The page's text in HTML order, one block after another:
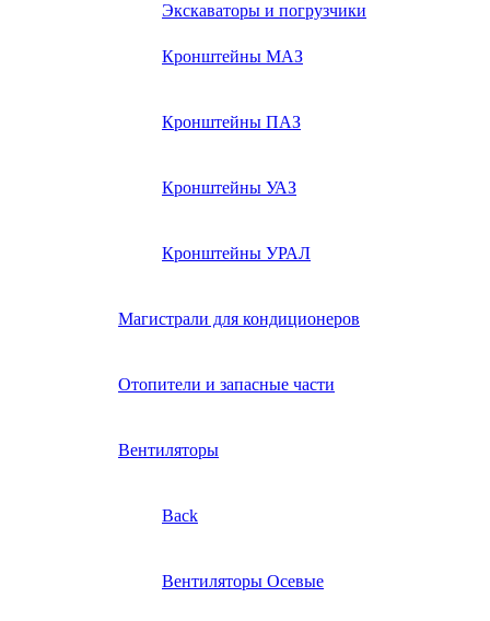
Экскаваторы и погрузчики
Кронштейны МАЗ
Кронштейны ПАЗ
Кронштейны УАЗ
Кронштейны УРАЛ
Магистрали для кондиционеров
Отопители и запасные части
Вентиляторы
Back
Вентиляторы Осевые